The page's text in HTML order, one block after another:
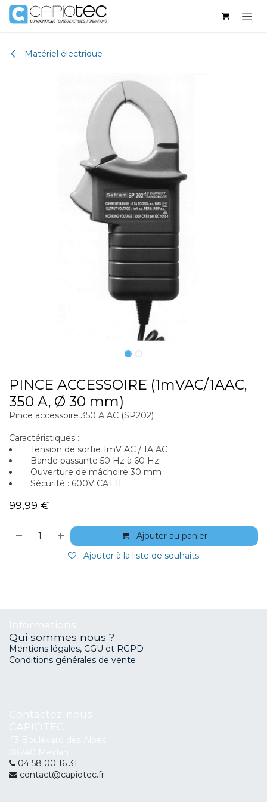
Se rendre au contenu
Matériel électrique
PINCE ACCESSOIRE (1mVAC/1AAC,
350 A, Ø 30 mm)
Pince accessoire 350 A AC (SP202)
Caractéristiques :
Tension de sortie 1mV AC / 1A AC
Bande passante 50 Hz à 60 Hz
Ouverture de mâchoire 30 mm
Sécurité : 600V CAT II
99,99 €
Ajouter au panier
Ajouter à la liste de souhaits
Qui sommes nous ?
Mentions légales, CGU et RGPD
Conditions générales de vente
04 58 00 16 31
contact@capiotec.fr